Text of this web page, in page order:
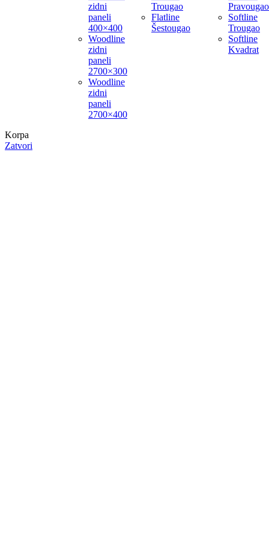
zidni
paneli
400×400
Woodline
zidni
paneli
2700×300
Woodline
zidni
paneli
2700×400
Trougao
Flatline
Šestougao
Softline
Trougao
Softline
Kvadrat
Korpa
Zatvori